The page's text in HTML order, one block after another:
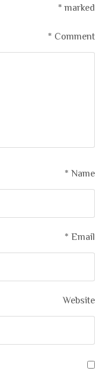
marked
*
Comment
*
Name
*
Email
*
Website